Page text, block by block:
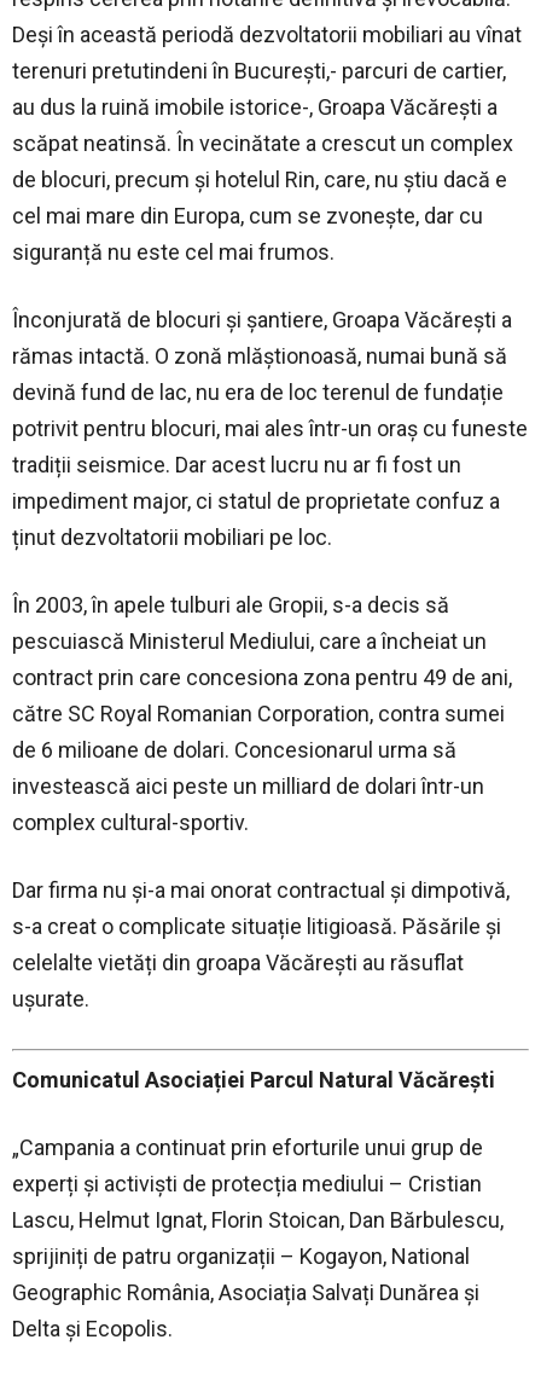
Deși în această periodă dezvoltatorii mobiliari au vînat
terenuri pretutindeni în București,- parcuri de cartier,
au dus la ruină imobile istorice-, Groapa Văcărești a
scăpat neatinsă. În vecinătate a crescut un complex
de blocuri, precum și hotelul Rin, care, nu știu dacă e
cel mai mare din Europa, cum se zvonește, dar cu
siguranță nu este cel mai frumos.
Înconjurată de blocuri și șantiere, Groapa Văcărești a
rămas intactă. O zonă mlăștionoasă, numai bună să
devină fund de lac, nu era de loc terenul de fundație
potrivit pentru blocuri, mai ales într-un oraș cu funeste
tradiții seismice. Dar acest lucru nu ar fi fost un
impediment major, ci statul de proprietate confuz a
ținut dezvoltatorii mobiliari pe loc.
În 2003, în apele tulburi ale Gropii, s-a decis să
pescuiască Ministerul Mediului, care a încheiat un
contract prin care concesiona zona pentru 49 de ani,
către SC Royal Romanian Corporation, contra sumei
de 6 milioane de dolari. Concesionarul urma să
investească aici peste un milliard de dolari într-un
complex cultural-sportiv.
Dar firma nu și-a mai onorat contractual și dimpotivă,
s-a creat o complicate situație litigioasă. Păsările și
celelalte vietăți din groapa Văcărești au răsuflat
ușurate.
Comunicatul Asociației Parcul Natural Văcărești
„Campania a continuat prin eforturile unui grup de
experți și activiști de protecția mediului – Cristian
Lascu, Helmut Ignat, Florin Stoican, Dan Bărbulescu,
sprijiniți de patru organizații – Kogayon, National
Geographic România, Asociația Salvați Dunărea și
Delta și Ecopolis.